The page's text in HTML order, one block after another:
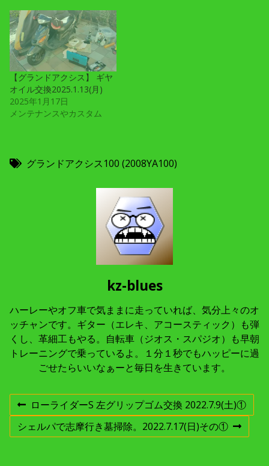
【グランドアクシス】 ギヤ
オイル交換2025.1.13(月)
2025年1月17日
メンテナンスやカスタム
グランドアクシス100 (2008YA100)
kz-blues
ハーレーやオフ車で気ままに走っていれば、気分上々のオ
ッチャンです。ギター（エレキ、アコースティック）も弾
くし、革細工もやる。自転車（ジオス・スパジオ）も早朝
トレーニングで乗っているよ。１分１秒でもハッピーに過
ごせたらいいなぁーと毎日を生きています。
投
稿
前
の
投
ローライダーS 左グリップゴム交換 2022.7.9(土)①
次
シェルパで志摩行き墓掃除。2022.7.17(日)その①